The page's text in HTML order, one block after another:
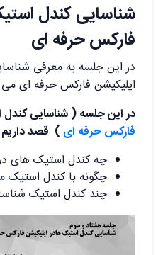
شناسایی کندل
فارکس حرفه ای
در این جلسه به معرفی
اپلیکیشن فارکس حرفه ای می
در این جلسه ( شناسایی
فارکس حرفه ای ) قصد داریم تا به 2 سئوال
چه کندل استیک های
چگونه با کندل استیک
چند کندل استیک